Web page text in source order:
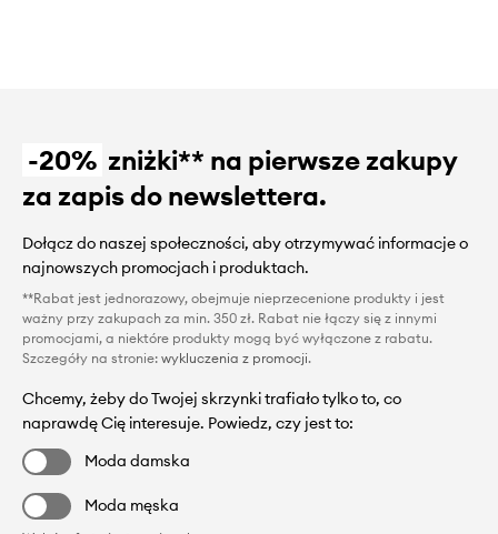
-20% zniżki** na pierwsze zakupy
za zapis do newslettera.
Dołącz do naszej społeczności, aby otrzymywać informacje o
najnowszych promocjach i produktach.
**Rabat jest jednorazowy, obejmuje nieprzecenione produkty i jest
ważny przy zakupach za min. 350 zł. Rabat nie łączy się z innymi
promocjami, a niektóre produkty mogą być wyłączone z rabatu.
Szczegóły na stronie: wykluczenia z promocji.
Chcemy, żeby do Twojej skrzynki trafiało tylko to, co
naprawdę Cię interesuje. Powiedz, czy jest to:
Moda damska
Moda męska